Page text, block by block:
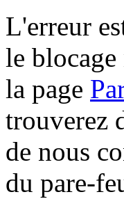
L'erreur
le
la page
trouverez
de nous
du pare-